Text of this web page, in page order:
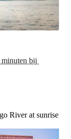
bij
River at sunrise